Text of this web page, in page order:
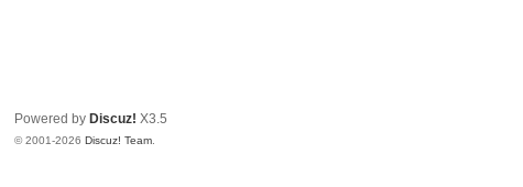
Powered by Discuz! X3.5
© 2001-2026Discuz! Team